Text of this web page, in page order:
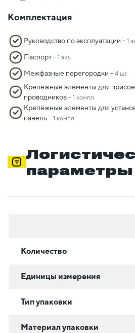
Комплектация
Руководство по эксплуатации - 1
Паспорт - 1 экз.
Межфазные перегородки - 4 шт.
Крепёжные элементы для
проводников - 1 компл.
Крепёжные элементы для
панель - 1 компл.
параметры
Количество
Единицы измерения
Тип упаковки
Материал упаковки